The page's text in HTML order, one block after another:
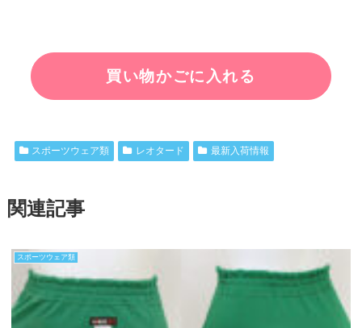
スポーツウェア類 レオタード 最新入荷情報
関連記事
スポーツウェア類